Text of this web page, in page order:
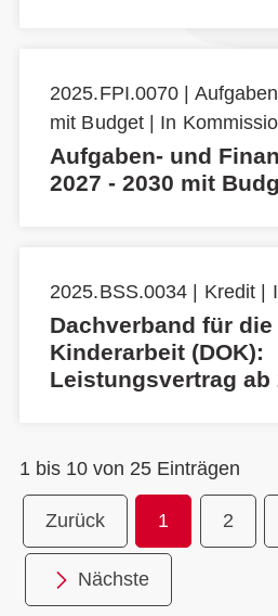
2025.FPI.0070 |
mit Budget | In
Aufgaben- und
2027 - 2030 mit
2025.BSS.0034 | Kredit |
Dachverband für die
Kinderarbeit (DOK):
Leistungsvertrag ab
1 bis 10 von 25 Einträgen
Zurück 1 2
Nächste